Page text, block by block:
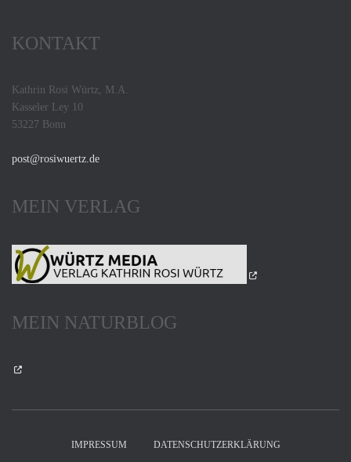
KONTAKT
Kathrin Rosi Würtz, M.A.
Kasseler Ley 10
53227 Bonn
post@rosiwuertz.de
MEIN VERLAG
MEIN NATURBLOG
IMPRESSUM DATENSCHUTZERKLÄRUNG